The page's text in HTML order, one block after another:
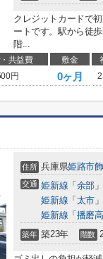
クレジットカードで
ートです。駅から徒
階...
共益費 敷金
円 0ヶ月 2
住所 兵庫県姫路市
交通 姫新線 「 余部
姫新線 「 太市
姫新線 「 播磨
築年 築23年 階数